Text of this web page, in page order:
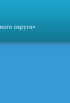
округа»